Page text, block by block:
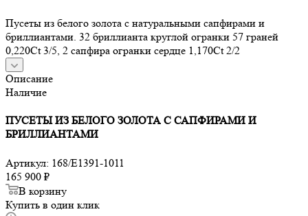
Пусеты из белого золота с натуральными сапфирами и
бриллиантами. 32 бриллианта круглой огранки 57 граней
0,220Ct 3/5, 2 сапфира огранки сердце 1,170Ct 2/2
Описание
Наличие
ПУСЕТЫ ИЗ БЕЛОГО ЗОЛОТА С САПФИРАМИ И
БРИЛЛИАНТАМИ
Артикул: 168/E1391-1011
165 900 ₽
В корзину
Купить в один клик